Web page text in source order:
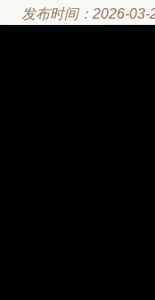
发布时间：2026-03-